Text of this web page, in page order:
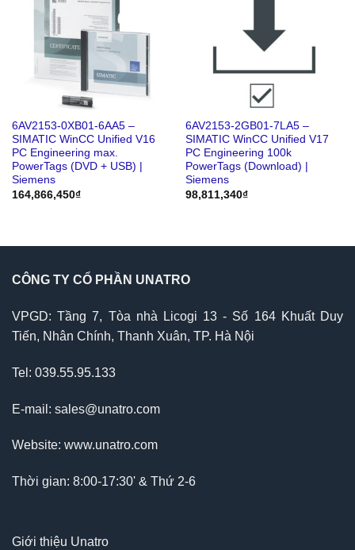
6AV2153-0XB01-6AA5 –
SIMATIC WinCC Unified V16
PC Engineering max.
PowerTags (DVD + USB) |
Siemens
164,866,450₫
6AV2153-2GB01-7LA5 –
SIMATIC WinCC Unified V17
PC Engineering 100k
PowerTags (Download) |
Siemens
98,811,340₫
CÔNG TY CỔ PHẦN UNATRO
VPGD: Tầng 7, Tòa nhà Licogi 13 - Số 164 Khuất Duy
Tiến, Nhân Chính, Thanh Xuân, TP. Hà Nội
Tel: 039.55.95.133
E-mail: sales@unatro.com
Website: www.unatro.com
Thời gian: 8:00-17:30' & Thứ 2-6
Giới thiệu Unatro